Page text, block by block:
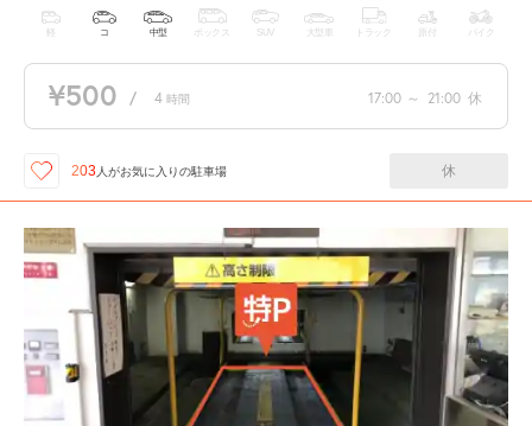
軽 コ 中型 ボックス SUV 大型車 トラック 原付 バイク
¥500 / 4 時間 17:00 ～ 21:00 休
203 人がお気に入りの駐車場 休